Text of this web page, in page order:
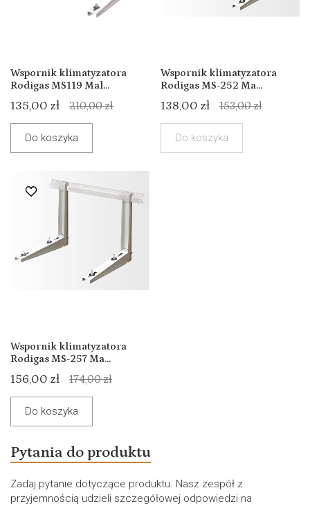
Wspornik klimatyzatora
Rodigas MS119 Mal...
135,00 zł 210,00 zł
Do koszyka
Wspornik klimatyzatora
Rodigas MS-252 Ma...
138,00 zł 153,00 zł
Do koszyka
Wspornik klimatyzatora
Rodigas MS-257 Ma...
156,00 zł 174,00 zł
Do koszyka
Pytania do produktu
Zadaj pytanie dotyczące produktu. Nasz zespół z
przyjemnością udzieli szczegółowej odpowiedzi na